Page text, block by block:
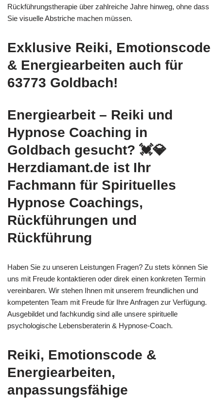
Rückführungstherapie über zahlreiche Jahre hinweg, ohne dass
Sie visuelle Abstriche machen müssen.
Exklusive Reiki, Emotionscode
& Energiearbeiten auch für
63773 Goldbach!
Energiearbeit – Reiki und
Hypnose Coaching in
Goldbach gesucht? 💓️💎
Herzdiamant.de ist Ihr
Fachmann für Spirituelles
Hypnose Coachings,
Rückführungen und
Rückführung
Haben Sie zu unseren Leistungen Fragen? Zu stets können Sie
uns mit Freude kontaktieren oder direk einen konkreten Termin
vereinbaren. Wir stehen Ihnen mit unserem freundlichen und
kompetenten Team mit Freude für Ihre Anfragen zur Verfügung.
Ausgebildet und fachkundig sind alle unsere spirituelle
psychologische Lebensberaterin & Hypnose-Coach.
Reiki, Emotionscode &
Energiearbeiten,
anpassungsfähige